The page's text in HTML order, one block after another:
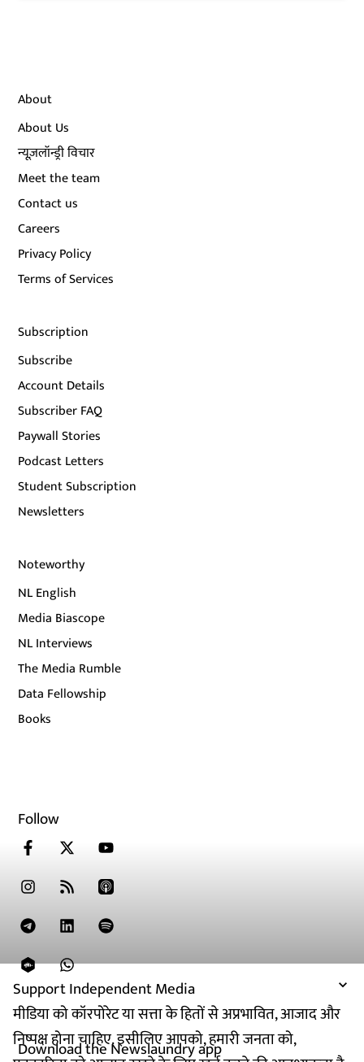
Support Independent Media
मीडिया को कॉरपोरेट या सत्ता के हितों से अप्रभावित, आजाद और
निष्पक्ष होना चाहिए. इसीलिए आपको, हमारी जनता को,
About
About Us
न्यूज़लॉन्ड्री विचार
Meet the team
Contact us
Careers
Privacy Policy
Terms of Services
Subscription
Subscribe
Account Details
Subscriber FAQ
Paywall Stories
Podcast Letters
Student Subscription
Newsletters
Noteworthy
NL English
Media Biascope
NL Interviews
The Media Rumble
Data Fellowship
Books
Follow
Download the Newslaundry app